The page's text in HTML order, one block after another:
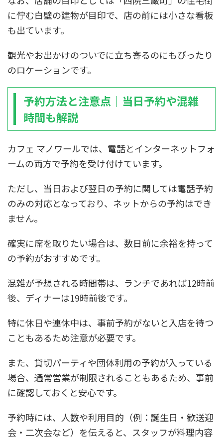
に佇む白壁の建物が目印で、店の前には小さな看板
も出ています。
観光やお出かけのついでに立ち寄るのにもぴったり
のロケーションです。
予約方法と注意点｜当日予約や混雑
時間も解説
カフェ マノワールでは、電話とインターネットフォ
ームの両方で予約を受け付けています。
ただし、当日および翌日の予約に関しては電話予約
のみの対応となっており、ネットからの予約はでき
ません。
確実に席を取りたい場合は、数日前に余裕を持って
の予約がおすすめです。
混雑が予想される時間帯は、ランチであれば12時前
後、ディナーは19時前後です。
特に休日や連休中は、事前予約がないと入店を待つ
こともあるため注意が必要です。
また、貸切パーティや団体利用の予約が入っている
場合、通常営業が制限されることもあるため、事前
に確認しておくと安心です。
予約時には、人数や利用目的（例：誕生日・歓送迎
会・二次会など）を伝えると、スタッフが料理内容